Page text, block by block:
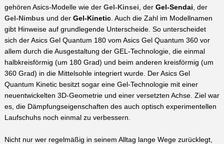
gehören Asics-Modelle wie der Gel-Kinsei , der Gel-Sendai , der
Gel-Nimbus und der Gel-Kinetic. Auch die Zahl im Modellnamen
gibt Hinweise auf grundlegende Unterscheide. So unterscheidet
sich der Asics Gel Quantum 180 vom Asics Gel Quantum 360 vor
allem durch die Ausgestaltung der GEL-Technologie, die einmal
halbkreisförmig (um 180 Grad) und beim anderen kreisförmig (um
360 Grad) in die Mittelsohle integriert wurde. Der Asics Gel
Quantum Kinetic besitzt sogar eine Gel-Technologie mit einer
neuentwickelten 3D-Geometrie und einer versetzten Achse. Ziel war
es, die Dämpfungseigenschaften des auch optisch experimentellen
Laufschuhs noch einmal zu verbessern.
Nicht nur wer regelmäßig in seinem Alltag lange Wege zurücklegt,